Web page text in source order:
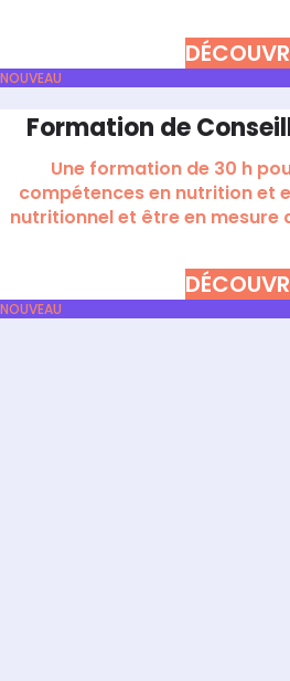
NOUVEAU
Formation de
Une formation de 30 h
compétences en nutrition et
nutritionnel et être en mesure
NOUVEAU